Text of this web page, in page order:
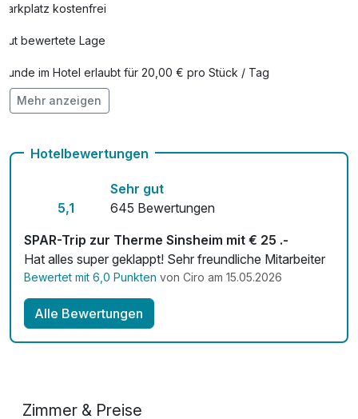
Parkplatz kostenfrei
Gut bewertete Lage
Hunde im Hotel erlaubt für 20,00 € pro Stück / Tag
Kostenloses W-LAN
Mehr anzeigen
Hotelbewertungen
5,1
Sehr gut
645 Bewertungen
SPAR-Trip zur Therme Sinsheim mit € 25 .-
Hat alles super geklappt! Sehr freundliche Mitarbeiter
Bewertet mit 6,0 Punkten von Ciro am 15.05.2026
Alle Bewertungen
Zimmer & Preise